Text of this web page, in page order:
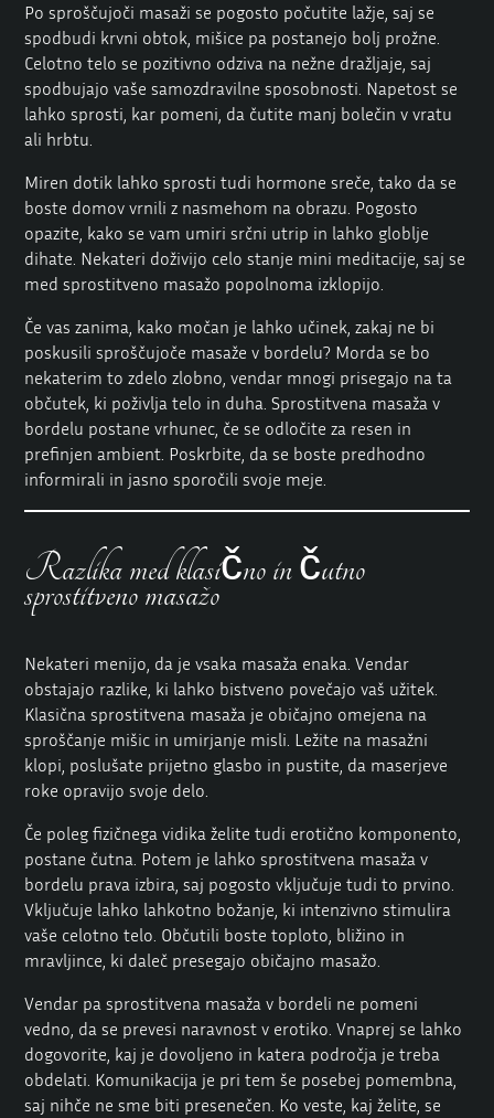
Po sproščujoči masaži se pogosto počutite lažje, saj se
spodbudi krvni obtok, mišice pa postanejo bolj prožne.
Celotno telo se pozitivno odziva na nežne dražljaje, saj
spodbujajo vaše samozdravilne sposobnosti. Napetost se
lahko sprosti, kar pomeni, da čutite manj bolečin v vratu
ali hrbtu.
Miren dotik lahko sprosti tudi hormone sreče, tako da se
boste domov vrnili z nasmehom na obrazu. Pogosto
opazite, kako se vam umiri srčni utrip in lahko globlje
dihate. Nekateri doživijo celo stanje mini meditacije, saj se
med sprostitveno masažo popolnoma izklopijo.
Če vas zanima, kako močan je lahko učinek, zakaj ne bi
poskusili sproščujoče masaže v bordelu? Morda se bo
nekaterim to zdelo zlobno, vendar mnogi prisegajo na ta
občutek, ki poživlja telo in duha. Sprostitvena masaža v
bordelu postane vrhunec, če se odločite za resen in
prefinjen ambient. Poskrbite, da se boste predhodno
informirali in jasno sporočili svoje meje.
Razlika med klasično in čutno
sprostitveno masažo
Nekateri menijo, da je vsaka masaža enaka. Vendar
obstajajo razlike, ki lahko bistveno povečajo vaš užitek.
Klasična sprostitvena masaža je običajno omejena na
sproščanje mišic in umirjanje misli. Ležite na masažni
klopi, poslušate prijetno glasbo in pustite, da maserjeve
roke opravijo svoje delo.
Če poleg fizičnega vidika želite tudi erotično komponento,
postane čutna. Potem je lahko sprostitvena masaža v
bordelu prava izbira, saj pogosto vključuje tudi to prvino.
Vključuje lahko lahkotno božanje, ki intenzivno stimulira
vaše celotno telo. Občutili boste toploto, bližino in
mravljince, ki daleč presegajo običajno masažo.
Vendar pa sprostitvena masaža v bordeli ne pomeni
vedno, da se prevesi naravnost v erotiko. Vnaprej se lahko
dogovorite, kaj je dovoljeno in katera področja je treba
obdelati. Komunikacija je pri tem še posebej pomembna,
saj nihče ne sme biti presenečen. Ko veste, kaj želite, se